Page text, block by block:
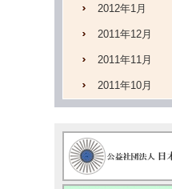
2012年1月
2011年12月
2011年11月
2011年10月